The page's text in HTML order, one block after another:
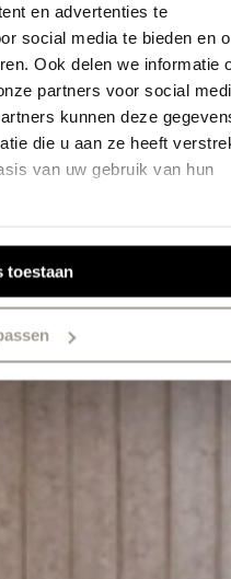
en advertenties te
social media te bieden en
Ook delen we informatie
partners voor social
kunnen deze
die u aan ze heeft
van uw gebruik van hun
toestaan
tijdloze